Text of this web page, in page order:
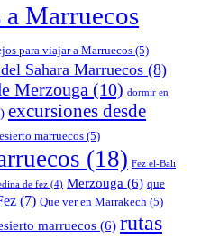
Marruecos
para viajar a Marruecos (5)
Sahara Marruecos (8)
Merzouga (10) dormir en
excursiones desde
marruecos (5)
(18) Fez el-Bali
de fez (4) Merzouga (6) que
(7) Que ver en Marrakech (5)
marruecos (6) rutas